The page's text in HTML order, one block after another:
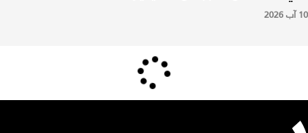
10 آب 2026